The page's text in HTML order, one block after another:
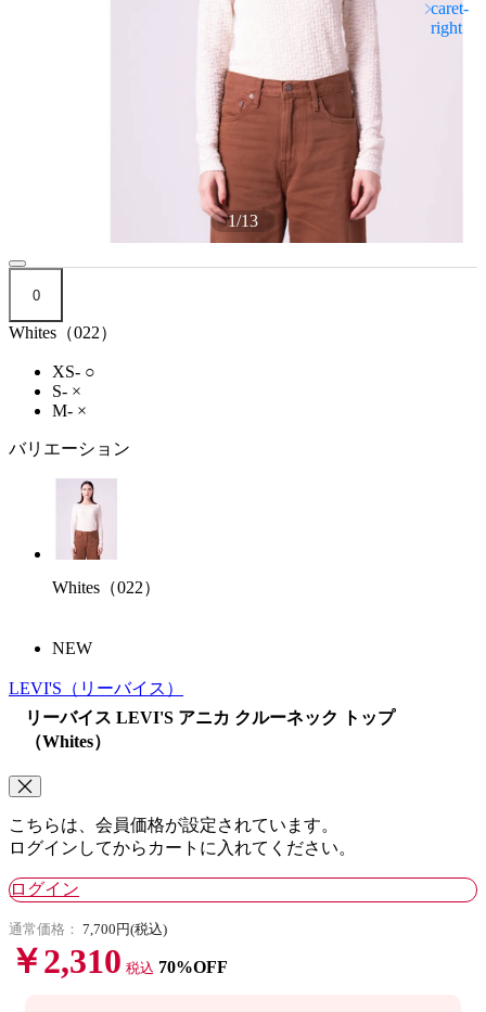
1/13
0
Whites（022）
XS- ○
S- ×
M- ×
バリエーション
Whites（022）
NEW
LEVI'S （リーバイス）
リーバイス LEVI'S アニカ クルーネック トップ
（Whites）
こちらは、会員価格が設定されています。
ログインしてからカートに入れてください。
ログイン
通常価格： 7,700円(税込)
￥2,310 税込 70%OFF